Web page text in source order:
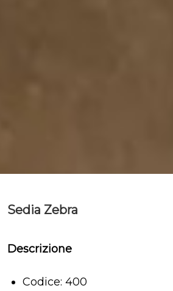
Sedia Zebra
Descrizione
Codice: 400